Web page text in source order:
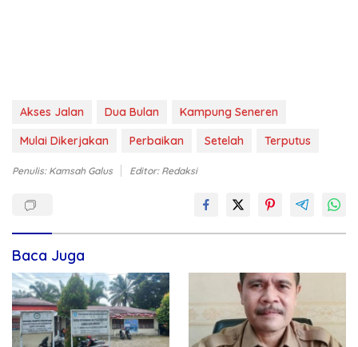
Akses Jalan Dua Bulan
Kampung Seneren
Mulai Dikerjakan
Perbaikan Setelah Terputus
Penulis: Kamsah Galus Editor: Redaksi
Baca Juga